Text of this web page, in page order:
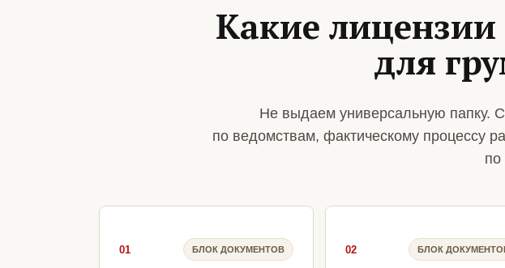
Какие
для
Не выдаем универсальную папку.
по ведомствам, фактическому процессу
по
01 БЛОК ДОКУМЕНТОВ 02 БЛОК